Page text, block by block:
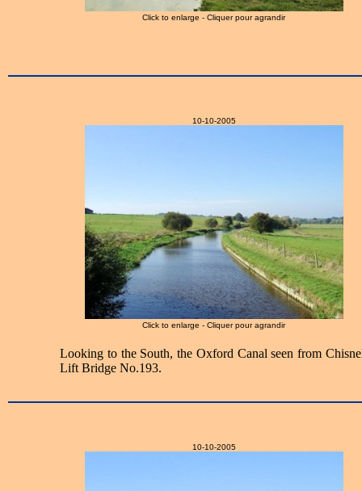
Click to enlarge - Cliquer pour agrandir
10-10-2005
Click to enlarge - Cliquer pour agrandir
Looking to the South, the Oxford Canal seen from
Lift Bridge No.193.
10-10-2005